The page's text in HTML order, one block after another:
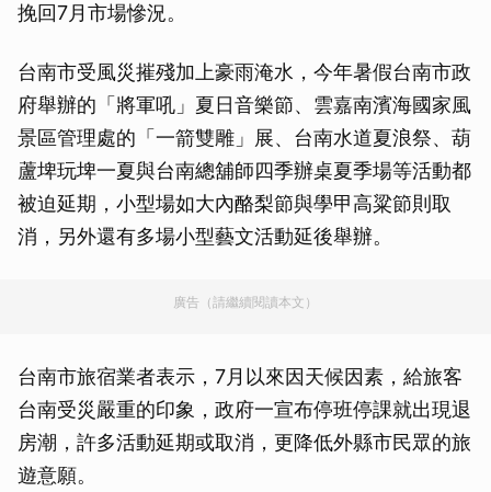
挽回7月市場慘況。
台南市受風災摧殘加上豪雨淹水，今年暑假台南市政
府舉辦的「將軍吼」夏日音樂節、雲嘉南濱海國家風
景區管理處的「一箭雙雕」展、台南水道夏浪祭、葫
蘆埤玩埤一夏與台南總舖師四季辦桌夏季場等活動都
被迫延期，小型場如大內酪梨節與學甲高粱節則取
消，另外還有多場小型藝文活動延後舉辦。
廣告（請繼續閱讀本文）
台南市旅宿業者表示，7月以來因天候因素，給旅客
台南受災嚴重的印象，政府一宣布停班停課就出現退
房潮，許多活動延期或取消，更降低外縣市民眾的旅
遊意願。